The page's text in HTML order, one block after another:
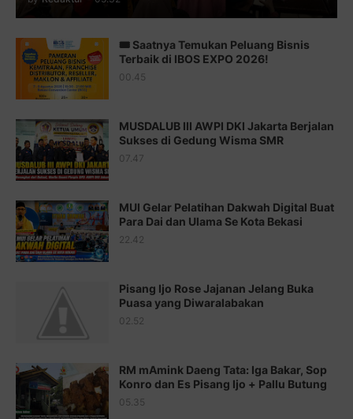
Juz 13 ⇨http://j.mp/2bFTiKQ
Juz 14 ⇨http://j.mp/2b8SUTA
Juz 15 ⇨http://j.mp/2bFRQIM
Juz 17 ⇨http://j.mp/2brHsFz
Juz 18 ⇨http://j.mp/2b8SCfc
Juz 19 ⇨http://j.mp/2bFSq95
Juz 20 ⇨http://j.mp/2brI1zc
Juz 21 ⇨http://j.mp/2b8VcBO
http://j.mp/2bFRxNP
http://j.mp/2brItxm
Juz 25 ⇨http://j.mp/2brImlf
Juz 26 ⇨http://j.mp/2bFRHF2
🎟️ Saatnya Temukan Peluang Bisnis
Terbaik di IBOS EXPO 2026!
00.45
MUSDALUB III AWPI DKI Jakarta Berjalan
Sukses di Gedung Wisma SMR
07.47
MUI Gelar Pelatihan Dakwah Digital Buat
Para Dai dan Ulama Se Kota Bekasi
22.42
Pisang Ijo Rose Jajanan Jelang Buka
Puasa yang Diwaralabakan
02.52
RM mAmink Daeng Tata: Iga Bakar, Sop
Konro dan Es Pisang Ijo + Pallu Butung
05.35